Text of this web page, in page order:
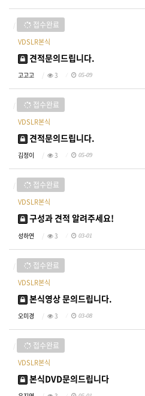
접수완료
VDSLR본식
견적문의드립니다.
고고고 3 05-09
접수완료
VDSLR본식
견적문의드립니다.
김정이 3 05-09
접수완료
VDSLR본식
구성과 견적 알려주세요!
성하연 3 03-01
접수완료
VDSLR본식
본식영상 문의드립니다.
오미경 3 03-08
접수완료
VDSLR본식
본식DVD문의드립니다